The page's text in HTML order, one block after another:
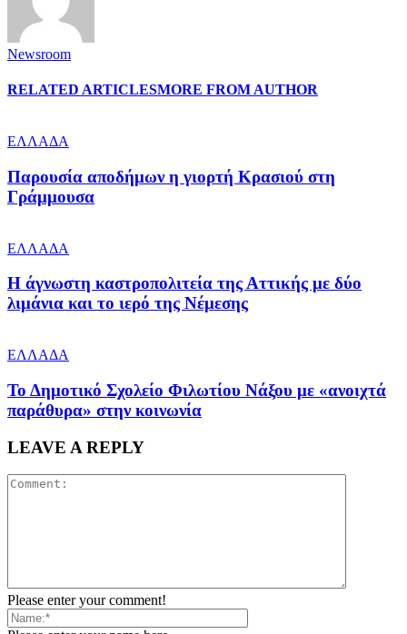
Newsroom
RELATED ARTICLESMORE FROM AUTHOR
ΕΛΛΑΔΑ
Παρουσία αποδήμων η γιορτή Κρασιού στη
Γράμμουσα
ΕΛΛΑΔΑ
Η άγνωστη καστροπολιτεία της Αττικής με δύο
λιμάνια και το ιερό της Νέμεσης
ΕΛΛΑΔΑ
Το Δημοτικό Σχολείο Φιλωτίου Νάξου με «ανοιχτά
παράθυρα» στην κοινωνία
LEAVE A REPLY
Please enter your comment!